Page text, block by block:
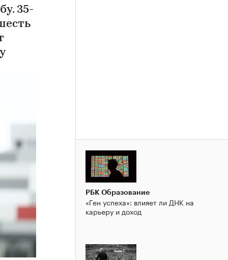
35-
РБК Образование
«Ген успеха»: влияет ли ДНК на
карьеру и доход